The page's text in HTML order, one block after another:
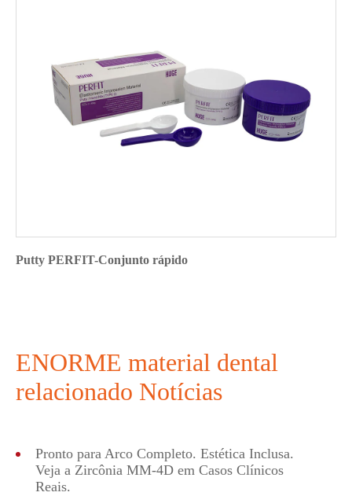
Putty PERFIT-Conjunto rápido
ENORME material dental
relacionado Notícias
Pronto para Arco Completo. Estética Inclusa.
Veja a Zircônia MM-4D em Casos Clínicos
Reais.